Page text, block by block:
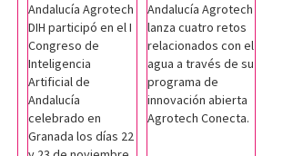
Andalucía Agrotech
DIH participó en el I
Congreso de
Inteligencia
Artificial de
Andalucía
celebrado en
Granada los días 22
Andalucía Agrotech
lanza cuatro retos
relacionados con el
agua a través de su
programa de
innovación abierta
Agrotech Conecta.